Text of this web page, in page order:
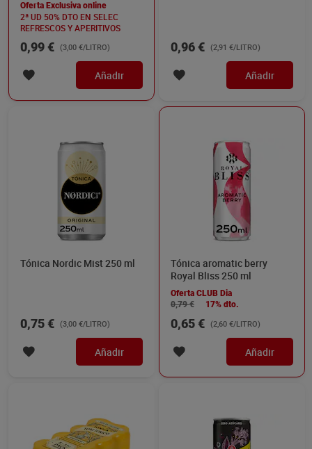
Oferta Exclusiva online
2ª UD 50% DTO EN SELEC
REFRESCOS Y APERITIVOS
0,99 € (3,00 €/LITRO)
Añadir
0,96 € (2,91 €/LITRO)
Añadir
Tónica Nordic Mist 250 ml
0,75 € (3,00 €/LITRO)
Añadir
Tónica aromatic berry
Royal Bliss 250 ml
Oferta CLUB Dia
0,79 €
17% dto.
0,65 € (2,60 €/LITRO)
Añadir